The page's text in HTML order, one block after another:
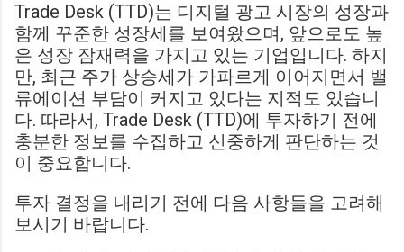
Trade Desk (TTD)는 디지털 광고 시장의 성장과
함께 꾸준한 성장세를 보여왔으며, 앞으로도 높
은 성장 잠재력을 가지고 있는 기업입니다. 하지
만, 최근 주가 상승세가 가파르게 이어지면서 밸
류에이션 부담이 커지고 있다는 지적도 있습니
다. 따라서, Trade Desk (TTD)에 투자하기 전에
충분한 정보를 수집하고 신중하게 판단하는 것
이 중요합니다.
투자 결정을 내리기 전에 다음 사항들을 고려해
보시기 바랍니다.